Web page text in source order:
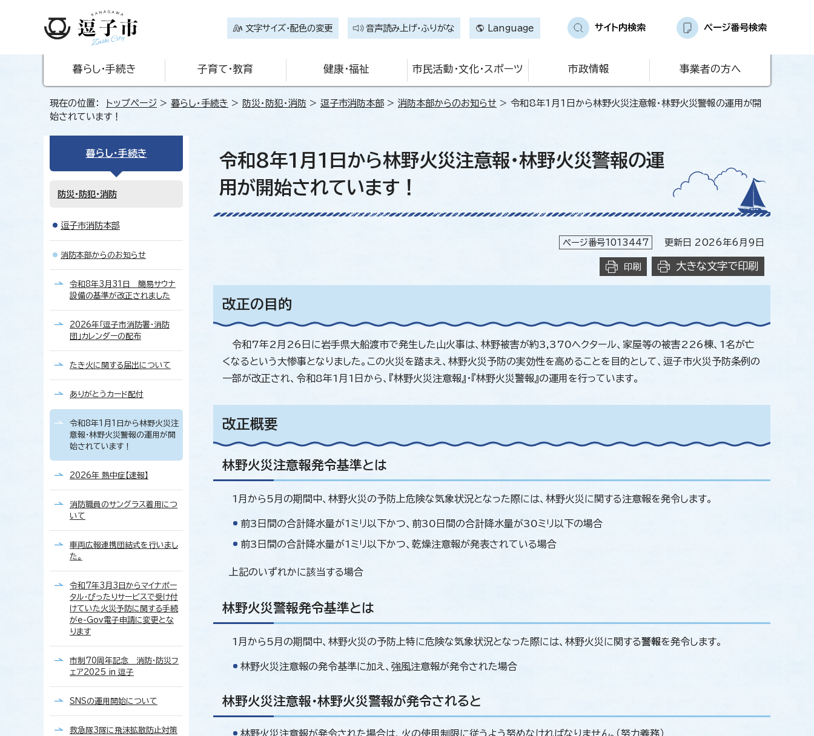
文字サイズ・配色の変更 音声読み上げ・ふりがな Language サイト内検索 ページ番号検索
暮らし・手続き 子育て・教育 健康・福祉 市民活動・文化・スポーツ 市政情報 事業者の方へ
現在の位置： トップページ > 暮らし・手続き > 防災・防犯・消防 > 逗子市消防本部 > 消防本部からのお知らせ > 令和8年1月1日から林野火災注意報・林野火災警報の運用が開
始されています！
令和8年1月1日から林野火災注意報・林野火災警報の運
用が開始されています！
ページ番号1013447 更新日 2026年6月9日
印刷 大きな文字で印刷
改正の目的
令和7年2月26日に岩手県大船渡市で発生した山火事は、林野被害が約3,370ヘクタール、家屋等の被害226棟、1名が亡
くなるという大惨事となりました。この火災を踏まえ、林野火災予防の実効性を高めることを目的として、逗子市火災予防条例の
一部が改正され、令和8年1月1日から、『林野火災注意報』・『林野火災警報』の運用を行っています。
改正概要
林野火災注意報発令基準とは
1月から5月の期間中、林野火災の予防上危険な気象状況となった際には、林野火災に関する注意報を発令します。
前3日間の合計降水量が1ミリ以下かつ、前30日間の合計降水量が30ミリ以下の場合
前3日間の合計降水量が1ミリ以下かつ、乾燥注意報が発表されている場合
上記のいずれかに該当する場合
林野火災警報発令基準とは
1月から5月の期間中、林野火災の予防上特に危険な気象状況となった際には、林野火災に関する警報を発令します。
林野火災注意報の発令基準に加え、強風注意報が発令された場合
林野火災注意報・林野火災警報が発令されると
林野火災注意報が発令された場合は、火の使用制限に従うよう努めなければなりません。（努力義務）
暮らし・手続き
防災・防犯・消防
逗子市消防本部
消防本部からのお知らせ
令和8年3月31日 簡易サウナ
設備の基準が改正されました
2026年「逗子市消防署・消防
団」カレンダーの配布
たき火に関する届出について
ありがとうカード配付
令和8年1月1日から林野火災注
意報・林野火災警報の運用が開
始されています！
2026年 熱中症【速報】
消防職員のサングラス着用につ
いて
車両広報連携団結式を行いまし
た。
令和7年3月3日からマイナポー
タル・ぴったりサービスで受け付
けていた火災予防に関する手続
がe-Gov電子申請に変更とな
ります
市制70周年記念 消防・防災フ
ェア2025 in 逗子
SNSの運用開始について
救急隊3隊に飛沫拡散防止対策